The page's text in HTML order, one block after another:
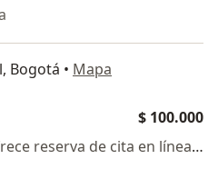
Bogotá • Mapa
$ 100.000
Este especialista no ofrece reserva de cita en línea en esta dirección.